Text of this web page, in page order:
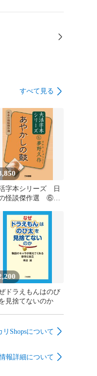
すべて見る
字本シリーズ 日
怪談傑作選 ⑥
ドラえもんはのび
見捨てないのか
リShopsについて
報詳細について